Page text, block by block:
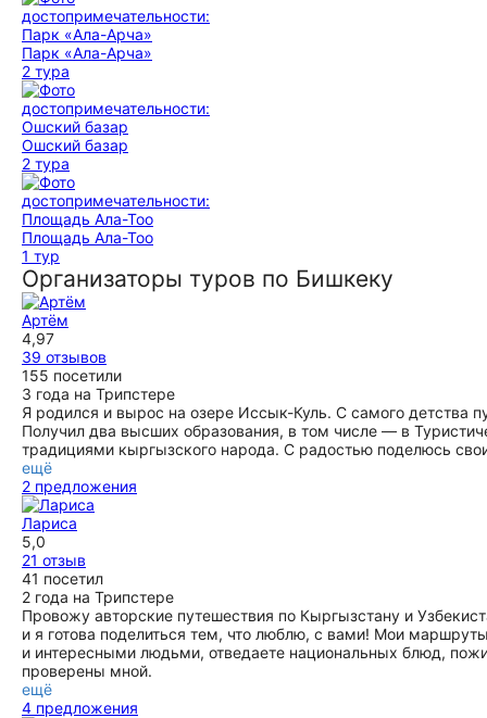
Парк «Ала-Арча»
2 тура
Ошский базар
2 тура
Площадь Ала-Тоо
1 тур
Организаторы туров по Бишкеку
Артём
4,97
39 отзывов
155 посетили
3 года на Трипстере
Я родился и вырос на озере Иссык-Куль. С самого детства
Получил два высших образования, в том числе — в
традициями кыргызского народа. С радостью поделюсь
ещё
2 предложения
Лариса
5,0
21 отзыв
41 посетил
2 года на Трипстере
Провожу авторские путешествия по Кыргызстану и
и я готова поделиться тем, что люблю, с вами! Мои
и интересными людьми, отведаете национальных блюд,
проверены мной.
ещё
4 предложения